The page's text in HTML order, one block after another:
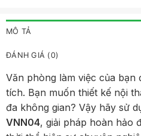
MÔ TẢ
ĐÁNH GIÁ (0)
Văn phòng làm việc của bạn
tích. Bạn muốn thiết kế nội
đa không gian? Vậy hãy sử
VNN04, giải pháp hoàn hảo